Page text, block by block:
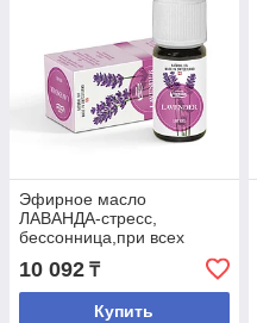
Эфирное масло
ЛАВАНДА-стресс,
бессонница,при всех
кожных заболеваниях
10 092 ₸
Купить